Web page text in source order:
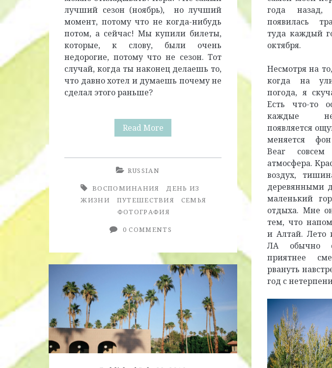
лучший сезон (ноябрь), но лучший
момент, потому что не когда-нибудь
потом, а сейчас! Мы купили билеты,
которые, к слову, были очень
недорогие, потому что не сезон. Тот
случай, когда ты наконец делаешь то,
что давно хотел и думаешь почему не
сделал этого раньше?
Read MoreПортленд,
RUSSIAN
ВОСПОМИНАНИЯ
ДЕНЬ ИЗ
ЖИЗНИ
ПУТЕШЕСТВИЯ
СЕМЬЯ
ФОТОГРАФИЯ
0 COMMENTS
года назад,
появилась
туда каждый
октября.
Несмотря на
когда на
погода, я
Есть что-то
каждые
появляется
меняется
Bear
атмосфера.
воздух,
деревянными
маленький
отдыха. Мне
тем, что
и Алтай. Лето
ЛА обычно
приятнее
рвануть
год с